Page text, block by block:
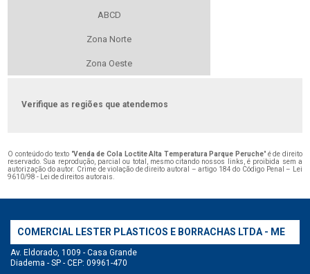
ABCD
Zona Norte
Zona Oeste
Verifique as regiões que atendemos
O conteúdo do texto "Venda de Cola Loctite Alta Temperatura Parque Peruche" é de direito
reservado. Sua reprodução, parcial ou total, mesmo citando nossos links, é proibida sem a
autorização do autor. Crime de violação de direito autoral – artigo 184 do Código Penal –
Lei
9610/98 - Lei de direitos autorais
COMERCIAL LESTER PLASTICOS E BORRACHAS LTDA - ME
Av. Eldorado, 1009 - Casa Grande
Diadema - SP - CEP: 09961-470